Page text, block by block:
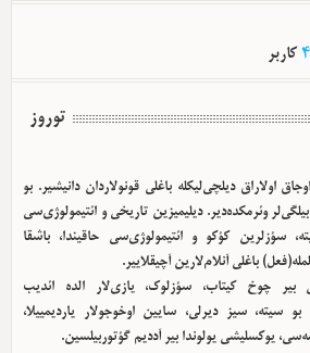
کاربر
توروز
اولا‌راق دیلچی‌لیکله باغلی قونولاردان دانیشیر. بو
وئرمکده‌دیر. دیلیمیزین تاریخی و ائتیمولوژی‌سی
سؤزلرین کؤکو و ائتیمولوژی‌سی حاقیندا، باشقا
باغلی آنلام‌لارین آچیقلاییر.
بیر چوخ کیتاب، سؤزلوک، یازی‌لار الده ائدیب
بو سیته، سیز دیرلی، سایین اوخوجولار یاردیمییلا،
یوکسلیشی یولوندا بیر آددیم گؤتوربیلسین.